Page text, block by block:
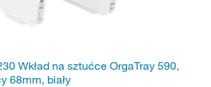
Wkład na sztućce OrgaTray 590,
68mm, biały